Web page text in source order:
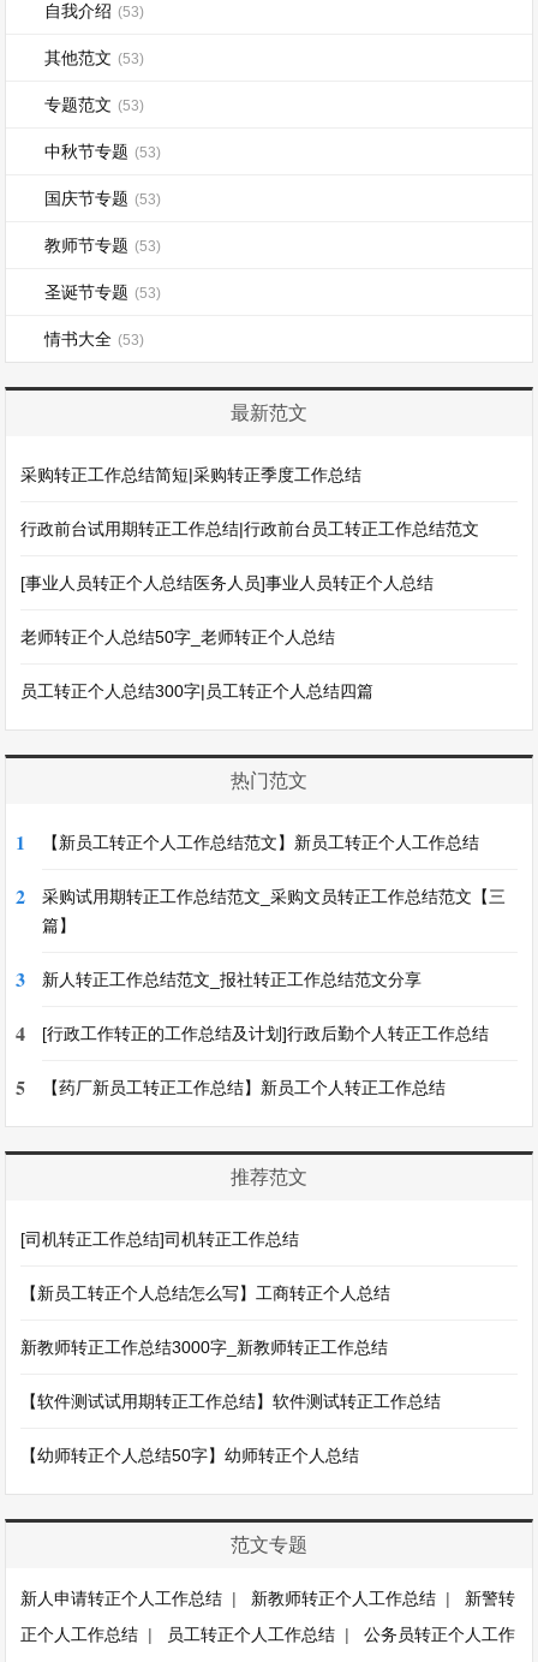
自我介绍 (53)
其他范文 (53)
专题范文 (53)
中秋节专题 (53)
国庆节专题 (53)
教师节专题 (53)
圣诞节专题 (53)
情书大全 (53)
最新范文
采购转正工作总结简短|采购转正季度工作总结
行政前台试用期转正工作总结|行政前台员工转正工作总结范文
[事业人员转正个人总结医务人员]事业人员转正个人总结
老师转正个人总结50字_老师转正个人总结
员工转正个人总结300字|员工转正个人总结四篇
热门范文
1 【新员工转正个人工作总结范文】新员工转正个人工作总结
2
采购试用期转正工作总结范文_采购文员转正工作总结范文【三
篇】
3 新人转正工作总结范文_报社转正工作总结范文分享
4 [行政工作转正的工作总结及计划]行政后勤个人转正工作总结
5 【药厂新员工转正工作总结】新员工个人转正工作总结
推荐范文
[司机转正工作总结]司机转正工作总结
【新员工转正个人总结怎么写】工商转正个人总结
新教师转正工作总结3000字_新教师转正工作总结
【软件测试试用期转正工作总结】软件测试转正工作总结
【幼师转正个人总结50字】幼师转正个人总结
范文专题
新人申请转正个人工作总结 | 新教师转正个人工作总结 | 新警转
正个人工作总结 | 员工转正个人工作总结 |公务员转正个人工作